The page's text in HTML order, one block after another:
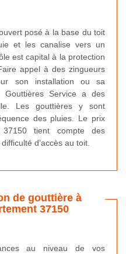
posé à la base du toit
et les canalise vers un
est capital à la protection
appel à des zingueurs
son installation ou sa
Gouttières Service a des
Les gouttières y sont
des pluies. Le prix
tient compte des
d’accès au toit.
de gouttière à
37150
au niveau de vos